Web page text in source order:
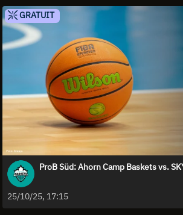
GRATUIT
ProB Süd: Ahorn Camp Baskets vs.
25/10/25, 17:15